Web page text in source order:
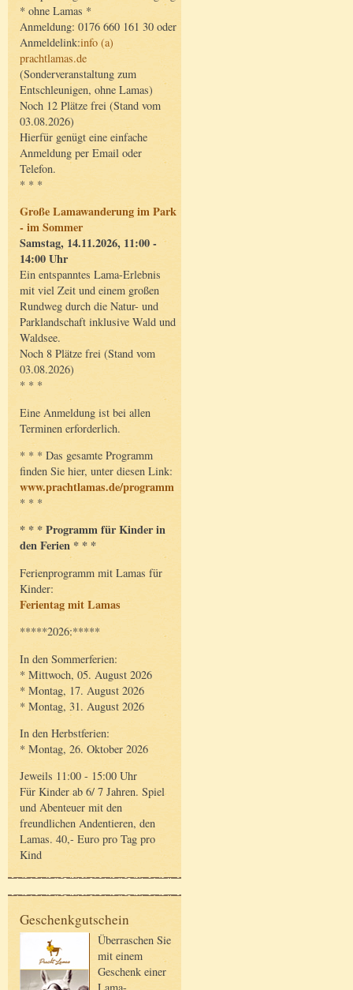
* ohne Lamas *
Anmeldung: 0176 660 161 30 oder
Anmeldelink:info (a)
prachtlamas.de
(Sonderveranstaltung zum
Entschleunigen, ohne Lamas)
Noch 12 Plätze frei (Stand vom
03.08.2026)
Hierfür genügt eine einfache
Anmeldung per Email oder
Telefon.
* * *
Große Lamawanderung im Park
- im Sommer
Samstag, 14.11.2026, 11:00 -
14:00 Uhr
Ein entspanntes Lama-Erlebnis
mit viel Zeit und einem großen
Rundweg durch die Natur- und
Parklandschaft inklusive Wald und
Waldsee.
Noch 8 Plätze frei (Stand vom
03.08.2026)
* * *
Eine Anmeldung ist bei allen
Terminen erforderlich.
* * * Das gesamte Programm
finden Sie hier, unter diesen Link:
www.prachtlamas.de/programm
* * *
* * * Programm für Kinder in
den Ferien * * *
Ferienprogramm mit Lamas für
Kinder:
Ferientag mit Lamas
*****2026:*****
In den Sommerferien:
* Mittwoch, 05. August 2026
* Montag, 17. August 2026
* Montag, 31. August 2026
In den Herbstferien:
* Montag, 26. Oktober 2026
Jeweils 11:00 - 15:00 Uhr
Für Kinder ab 6/ 7 Jahren. Spiel
und Abenteuer mit den
freundlichen Andentieren, den
Lamas. 40,- Euro pro Tag pro
Kind
Geschenkgutschein
Überraschen Sie
mit einem
Geschenk einer